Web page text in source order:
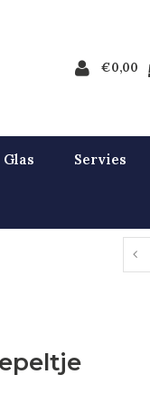
€0,00
Glas Servies